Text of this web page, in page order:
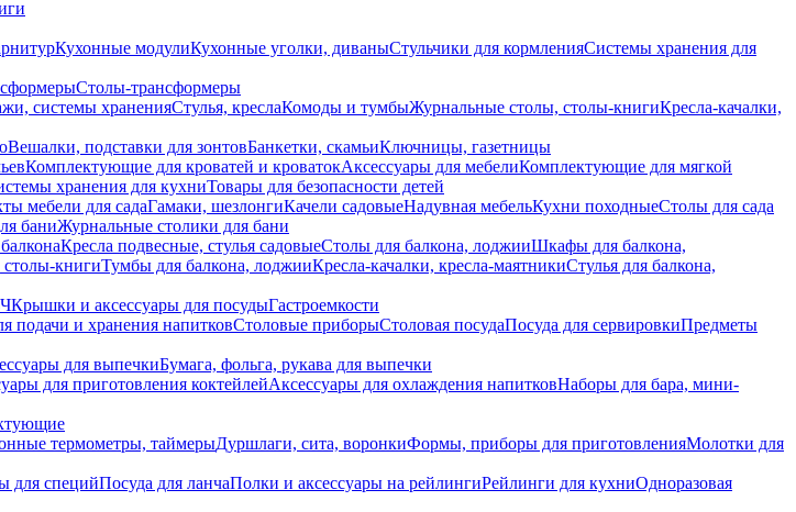
Кухонные модулиКухонные уголки, диваныСтульчики для кормленияСистемы хранения для
Столы-трансформеры
системы храненияСтулья, креслаКомоды и тумбыЖурнальные столы, столы-книгиКресла-качалки,
Вешалки, подставки для зонтовБанкетки, скамьиКлючницы, газетницы
Комплектующие для кроватей и кроватокАксессуары для мебелиКомплектующие для мягкой
хранения для кухниТовары для безопасности детей
мебели для садаГамаки, шезлонгиКачели садовыеНадувная мебельКухни походныеСтолы для сада
баниЖурнальные столики для бани
Кресла подвесные, стулья садовыеСтолы для балкона, лоджииШкафы для балкона,
книгиТумбы для балкона, лоджииКресла-качалки, кресла-маятникиСтулья для балкона,
Крышки и аксессуары для посудыГастроемкости
подачи и хранения напитковСтоловые приборыСтоловая посудаПосуда для сервировкиПредметы
для выпечкиБумага, фольга, рукава для выпечки
для приготовления коктейлейАксессуары для охлаждения напитковНаборы для бара, мини-
термометры, таймерыДуршлаги, сита, воронкиФормы, приборы для приготовленияМолотки для
для специйПосуда для ланчаПолки и аксессуары на рейлингиРейлинги для кухниОдноразовая